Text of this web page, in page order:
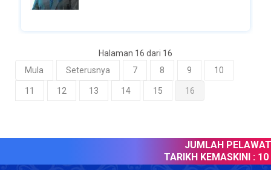
Halaman 16 dari 16
Mula
Seterusnya 7 8 9 10
11 12 13 14 15 16
JUMLAH PELAWAT :
TARIKH KEMASKINI :10